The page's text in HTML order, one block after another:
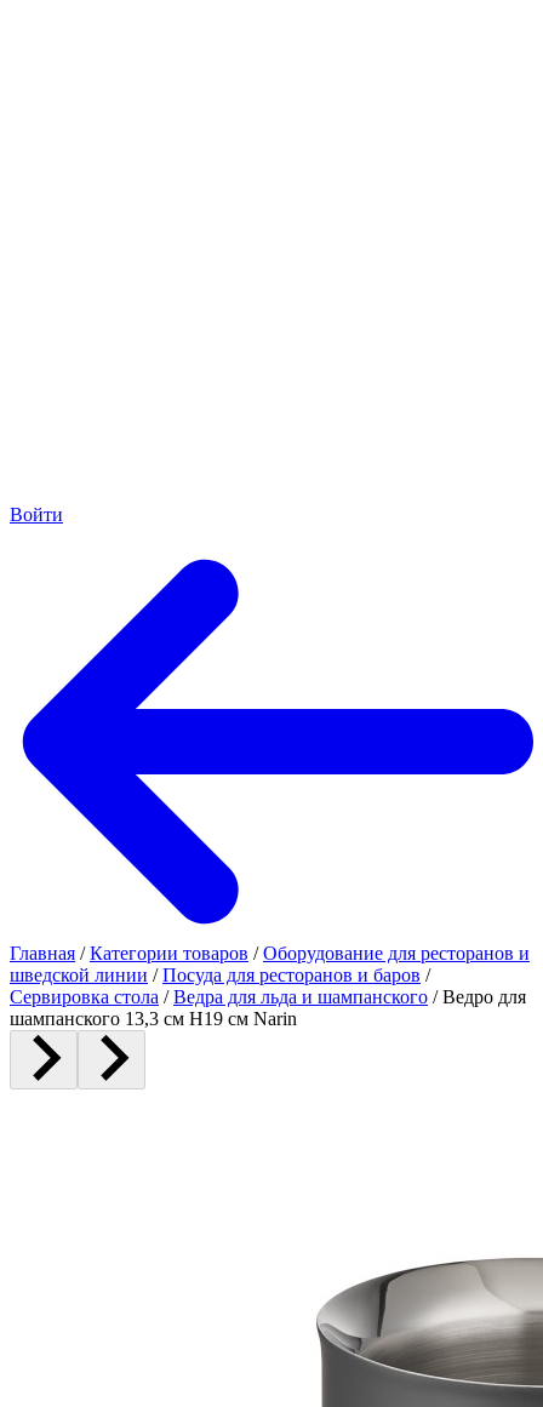
Войти
Главная / Категории товаров / Оборудование для ресторанов и
шведской линии / Посуда для ресторанов и баров /
Сервировка стола / Ведра для льда и шампанского / Ведро для
шампанского 13,3 см H19 см Narin